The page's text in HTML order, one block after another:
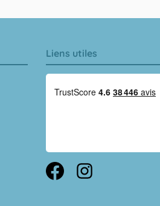
Liens utiles